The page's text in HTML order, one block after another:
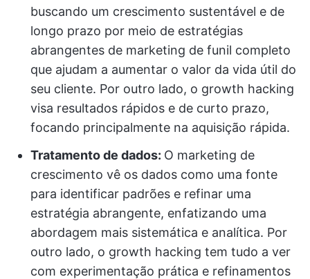
buscando um crescimento sustentável e de
longo prazo por meio de estratégias
abrangentes de marketing de funil completo
que ajudam a aumentar o valor da vida útil do
seu cliente. Por outro lado, o growth hacking
visa resultados rápidos e de curto prazo,
focando principalmente na aquisição rápida.
Tratamento de dados: O marketing de
crescimento vê os dados como uma fonte
para identificar padrões e refinar uma
estratégia abrangente, enfatizando uma
abordagem mais sistemática e analítica. Por
outro lado, o growth hacking tem tudo a ver
com experimentação prática e refinamentos